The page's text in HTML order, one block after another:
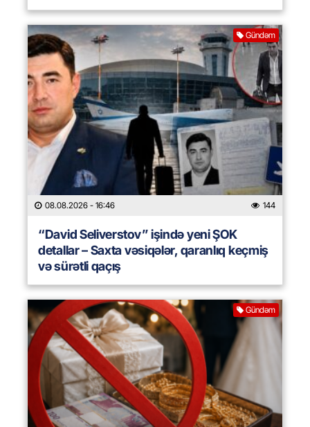
Gündəm
08.08.2026 - 16:46 144
“David Seliverstov” işində yeni ŞOK
detallar – Saxta vəsiqələr, qaranlıq keçmiş
və sürətli qaçış
Gündəm